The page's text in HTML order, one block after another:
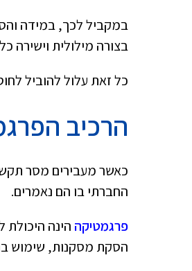
במקביל לכך, במידה
בצורה מילולית וישירה
כל זאת עלול להוביל
הרכיב
כאשר מעבירים מסר
החברתי בו הם נאמרים.
פרגמטיקה הינה היכולת
הסקת מסקנות, שימוש